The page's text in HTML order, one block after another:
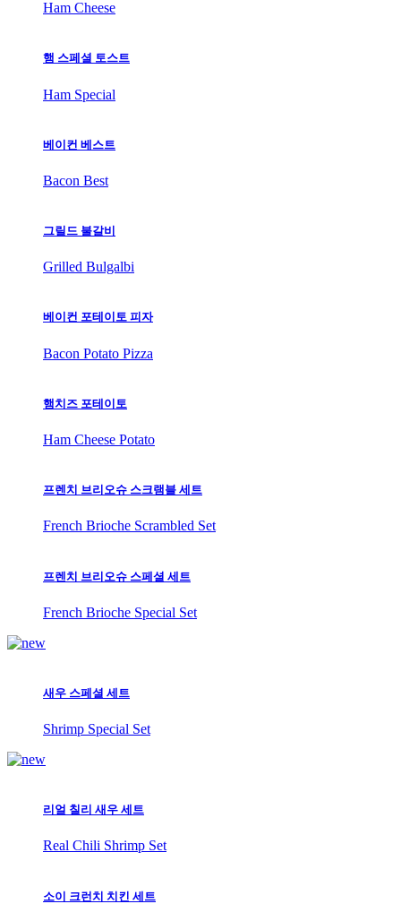
Ham Cheese
햄 스페셜 토스트
Ham Special
베이컨 베스트
Bacon Best
그릴드 불갈비
Grilled Bulgalbi
베이컨 포테이토 피자
Bacon Potato Pizza
햄치즈 포테이토
Ham Cheese Potato
프렌치 브리오슈 스크램블 세트
French Brioche Scrambled Set
프렌치 브리오슈 스페셜 세트
French Brioche Special Set
새우 스페셜 세트
Shrimp Special Set
리얼 칠리 새우 세트
Real Chili Shrimp Set
소이 크런치 치킨 세트